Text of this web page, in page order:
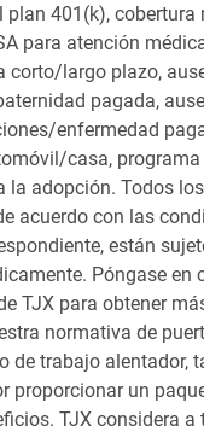
plan 401(k),
para atención
corto/largo plazo,
pagada,
enfermedad
casa, programa
la adopción. Todos
acuerdo con las
están
Póngase en
TJX para obtener
normativa de
de trabajo alentador,
proporcionar un
TJX considera